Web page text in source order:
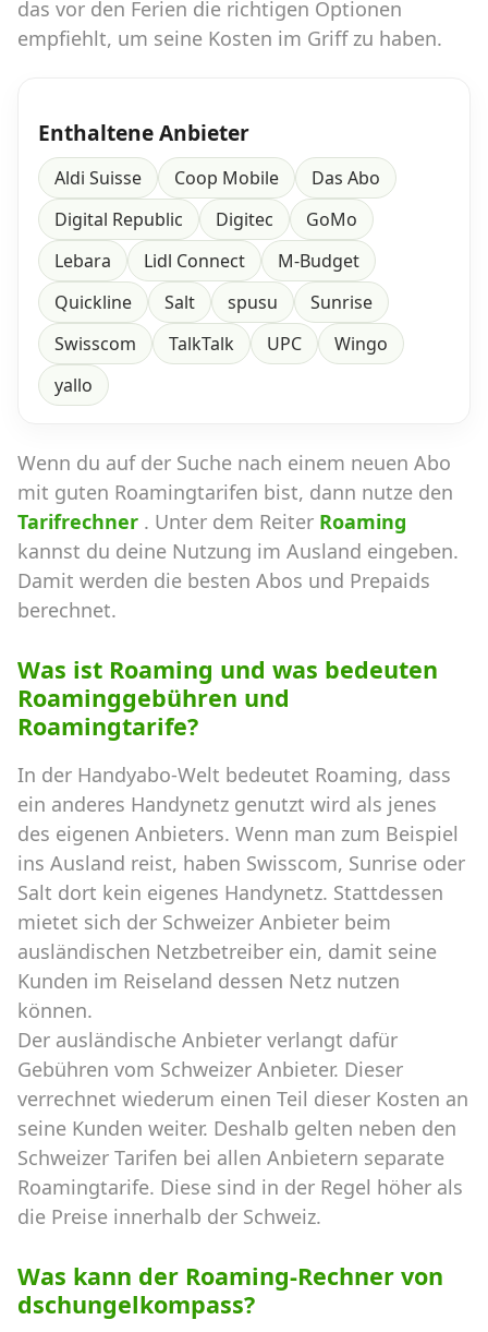
das vor den Ferien die richtigen Optionen
empfiehlt, um seine Kosten im Griff zu haben.
Enthaltene Anbieter
Aldi Suisse Coop Mobile
Das Abo
Digital Republic
Digitec
GoMo
Lebara
Lidl Connect
M-Budget
Quickline
Salt spusu
Sunrise
Swisscom
TalkTalk UPC
Wingo
yallo
Wenn du auf der Suche nach einem neuen Abo
mit guten Roamingtarifen bist, dann nutze den
Tarifrechner . Unter dem Reiter Roaming
kannst du deine Nutzung im Ausland eingeben.
Damit werden die besten Abos und Prepaids
berechnet.
Was ist Roaming und was bedeuten
Roaminggebühren und
Roamingtarife?
In der Handyabo-Welt bedeutet Roaming, dass
ein anderes Handynetz genutzt wird als jenes
des eigenen Anbieters. Wenn man zum Beispiel
ins Ausland reist, haben Swisscom, Sunrise oder
Salt dort kein eigenes Handynetz. Stattdessen
mietet sich der Schweizer Anbieter beim
ausländischen Netzbetreiber ein, damit seine
Kunden im Reiseland dessen Netz nutzen
können.
Der ausländische Anbieter verlangt dafür
Gebühren vom Schweizer Anbieter. Dieser
verrechnet wiederum einen Teil dieser Kosten an
seine Kunden weiter. Deshalb gelten neben den
Schweizer Tarifen bei allen Anbietern separate
Roamingtarife. Diese sind in der Regel höher als
die Preise innerhalb der Schweiz.
Was kann der Roaming-Rechner von
dschungelkompass?